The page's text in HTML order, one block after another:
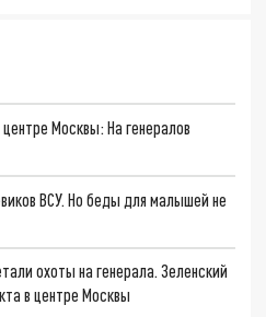
Москвы: На генералов
ВСУ. Но беды для малышей не
охоты на генерала. Зеленский
в центре Москвы